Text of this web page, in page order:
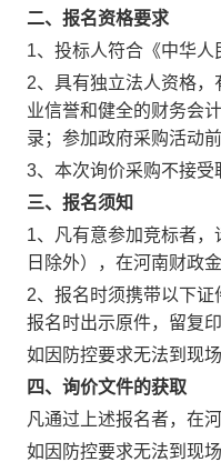
二、报名资格要求
1、投标人符合《中华
2、具有独立法人资格
业信誉和健全的财务会
录；参加政府采购活动
3、本次询价采购不接受
三、报名须知
1、凡有意参加竞标者
日除外），在河南财政
2、报名时须携带以下
报名时出示原件，留复
如因防控要求无法到现
四、询价文件的获取
凡通过上述报名者，在
如因防控要求无法到现